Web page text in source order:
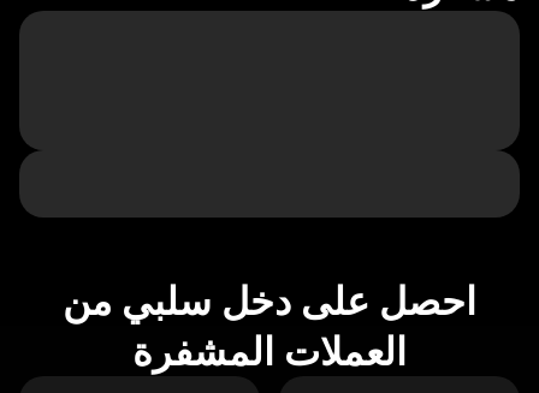
احصل على دخل سلبي من
العملات المشفرة